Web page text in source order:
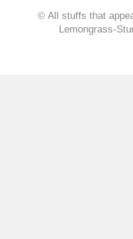
© All stuffs that
Lemongrass-